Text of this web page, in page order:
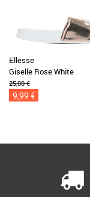
Ellesse
Giselle Rose White
25,00 €
9,99 €